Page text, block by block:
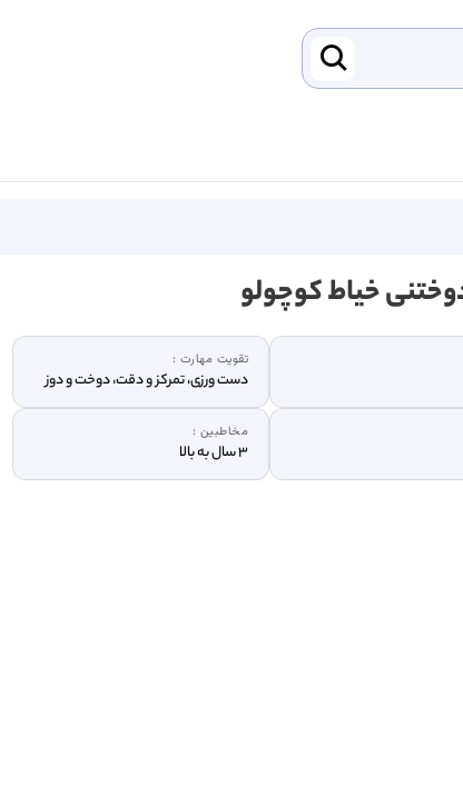
خیاط کوچولو
تقویت مهارت :
دست ورزی، تمرکز و دقت، دوخت و دوز
مخاطبین :
3 سال به بالا